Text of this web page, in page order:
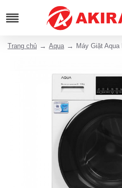
Trang chủ Aqua Máy Giặt Aqua